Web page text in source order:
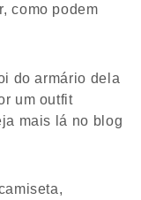
como podem
do armário dela
um outfit
mais lá no blog